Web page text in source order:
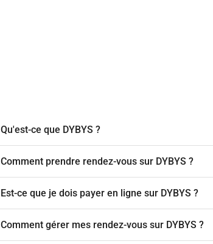
Qu'est-ce que DYBYS ?
Comment prendre rendez-vous sur DYBYS ?
Est-ce que je dois payer en ligne sur DYBYS ?
Comment gérer mes rendez-vous sur DYBYS ?